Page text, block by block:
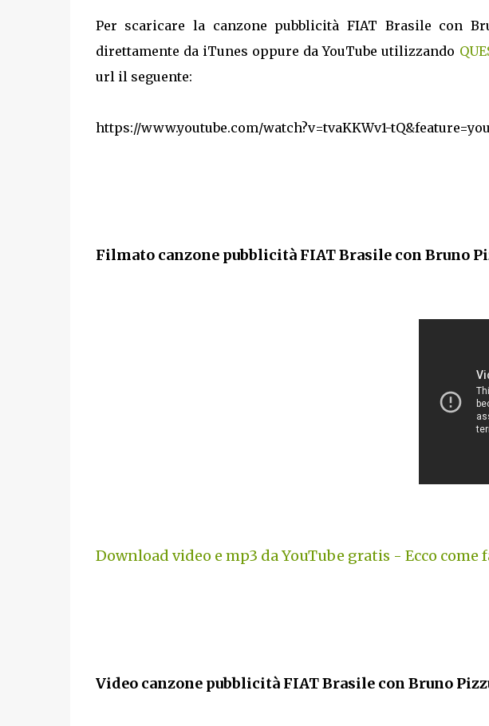
Per scaricare la canzone pubblicità FIAT Brasile con
direttamente da iTunes oppure da YouTube utilizzando
url il seguente:
https://www.youtube.com/watch?v=tvaKKWv1-
Filmato canzone pubblicità FIAT Brasile con Bruno
Download video e mp3 da YouTube gratis - Ecco come
Video canzone pubblicità FIAT Brasile con Bruno